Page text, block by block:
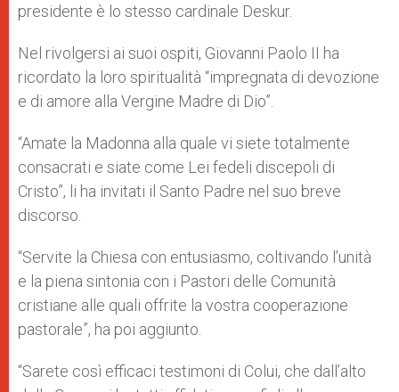
presidente è lo stesso cardinale Deskur.
Nel rivolgersi ai suoi ospiti, Giovanni Paolo II ha
ricordato la loro spiritualità “impregnata di devozione
e di amore alla Vergine Madre di Dio”.
“Amate la Madonna alla quale vi siete totalmente
consacrati e siate come Lei fedeli discepoli di
Cristo”, li ha invitati il Santo Padre nel suo breve
discorso.
“Servite la Chiesa con entusiasmo, coltivando l’unità
e la piena sintonia con i Pastori delle Comunità
cristiane alle quali offrite la vostra cooperazione
pastorale”, ha poi aggiunto.
“Sarete così efficaci testimoni di Colui, che dall’alto